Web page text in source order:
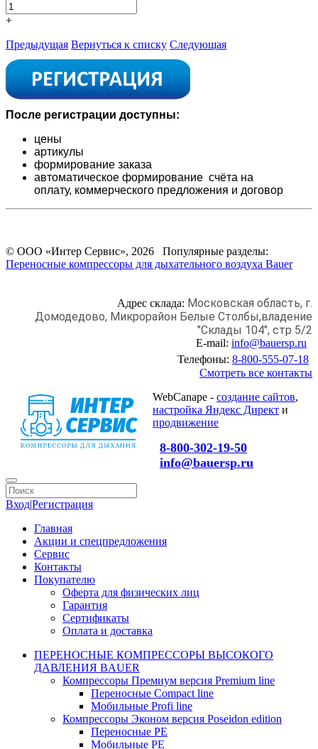
+
Предыдущая Вернуться к списку Следующая
После регистрации доступны:
цены
артикулы
формирование заказа
автоматическое формирование счёта на
оплату, коммерческого предложения и договор
© ООО «Интер Сервис», 2026 Популярные разделы:
Переносные компрессоры для дыхательного воздуха Bauer
Адрес склада: Московская область, г.
Домодедово, Микрорайон Белые Столбы,владение
"Склады 104", стр 5/2
E-mail: info@bauersp.ru
Телефоны: 8-800-555-07-18
Смотреть все контакты
WebCanape - создание сайтов,
настройка Яндекс Директ и
продвижение
8-800-302-19-50
info@bauersp.ru
Вход|Регистрация
Главная
Акции и спецпредложения
Сервис
Контакты
Покупателю
Оферта для физических лиц
Гарантия
Сертификаты
Оплата и доставка
ПЕРЕНОСНЫЕ КОМПРЕССОРЫ ВЫСОКОГО
ДАВЛЕНИЯ BAUER
Компрессоры Премиум версия Premium line
Переносные Compact line
Мобильные Profi line
Компрессоры Эконом версия Poseidon edition
Переносные PE
Мобильные PE